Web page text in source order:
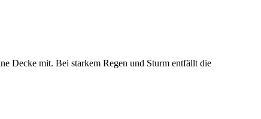
Decke mit. Bei starkem Regen und Sturm entfällt die